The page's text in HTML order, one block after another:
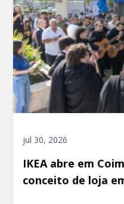
jul 30, 2026
IKEA abre em
conceito de loja